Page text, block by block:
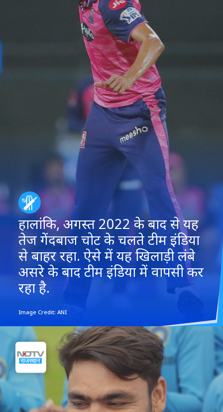
हालांकि, अगस्त 2022 के बाद से यह
तेज गेंदबाज चोट के चलते टीम इंडिया
से बाहर रहा. ऐसे में यह खिलाड़ी लंबे
असरे के बाद टीम इंडिया में वापसी कर
रहा है.
Image Credit: ANI